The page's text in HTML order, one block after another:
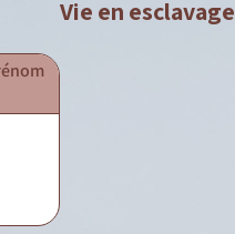
Vie en esclavage